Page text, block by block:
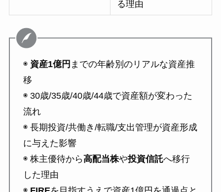
る理由
◉ 資産1億円 までの年齢別のリアルな資産推
移
◉ 30歳/35歳/40歳/44歳で資産額が変わった
流れ
◉ 長期投資/共働き/転職/支出管理が資産形成
に与えた影響
◉ 株主優待から高配当株や投資信託へ移行
した理由